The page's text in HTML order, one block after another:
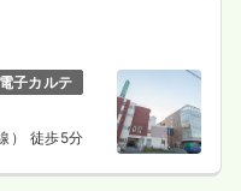
電子カルテ
） 徒歩5分